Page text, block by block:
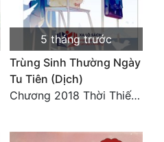
5 tháng trước
Trùng Sinh Thường Ngày
Tu Tiên (Dịch)
Chương 2018 Thời Thiếu Niên